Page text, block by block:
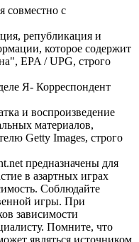
совместно с
републикация и
которое содержит
EPA / UPG, строго
Я- Корреспондент
и воспроизведение
материалов,
Getty Images, строго
предназначены для
в азартных играх
Соблюдайте
игры. При
зависимости
Помните, что
являться источником